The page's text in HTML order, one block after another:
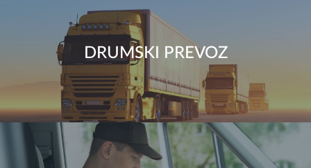
DRUMSKI PREVOZ